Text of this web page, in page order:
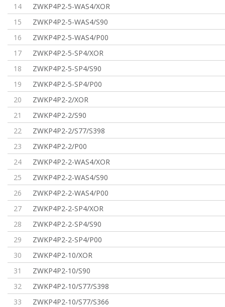
14
ZWKP4P2-5-WAS4/XOR
15
ZWKP4P2-5-WAS4/S90
16
ZWKP4P2-5-WAS4/P00
17
ZWKP4P2-5-SP4/XOR
18
ZWKP4P2-5-SP4/S90
19
ZWKP4P2-5-SP4/P00
20
ZWKP4P2-2/XOR
21
ZWKP4P2-2/S90
22
ZWKP4P2-2/S77/S398
23
ZWKP4P2-2/P00
24
ZWKP4P2-2-WAS4/XOR
25
ZWKP4P2-2-WAS4/S90
26
ZWKP4P2-2-WAS4/P00
27
ZWKP4P2-2-SP4/XOR
28
ZWKP4P2-2-SP4/S90
29
ZWKP4P2-2-SP4/P00
30
ZWKP4P2-10/XOR
31
ZWKP4P2-10/S90
32
ZWKP4P2-10/S77/S398
33
ZWKP4P2-10/S77/S366